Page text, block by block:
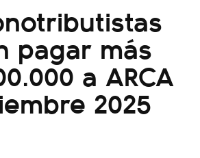
pagar más
a ARCA
2025